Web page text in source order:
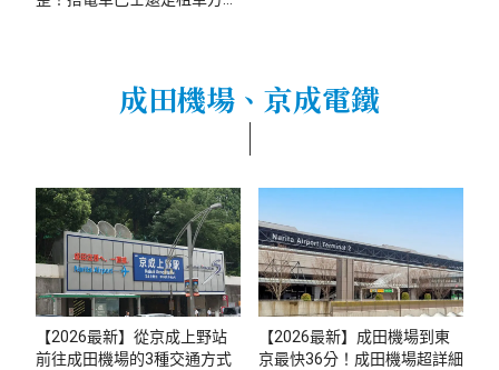
成田機場、京成電鐵
【2026最新】從京成上野站
前往成田機場的3種交通方式
【2026最新】成田機場到東
京最快36分！成田機場超詳細